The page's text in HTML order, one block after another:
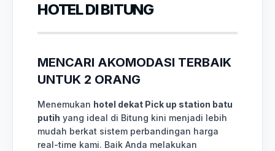
HOTEL DI BITUNG
MENCARI AKOMODASI TERBAIK
UNTUK 2 ORANG
Menemukan hotel dekat Pick up station batu
putih yang ideal di Bitung kini menjadi lebih
mudah berkat sistem perbandingan harga
real-time kami. Baik Anda melakukan